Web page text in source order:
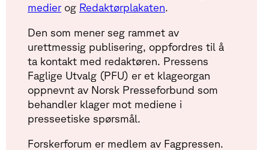
medierog Redaktørplakaten.
Den som mener seg rammet av
urettmessig publisering, oppfordres til å
ta kontakt med redaktøren. Pressens
Faglige Utvalg (PFU) er et klageorgan
oppnevnt av Norsk Presseforbund som
behandler klager mot mediene i
presseetiske spørsmål.
Forskerforum er medlem av Fagpressen.